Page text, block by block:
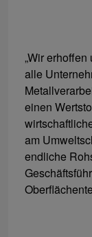
„Wir
alle
einen
am
endliche